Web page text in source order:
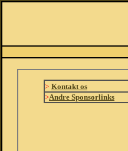
> Kontakt os
>Andre Sponsorlinks